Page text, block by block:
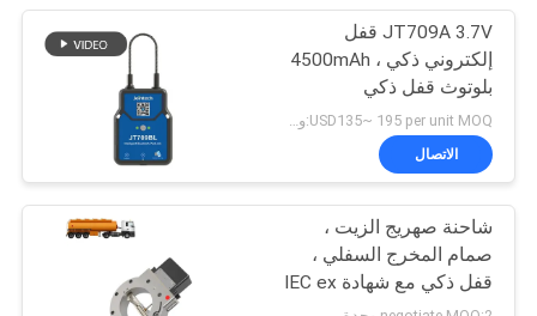
JT709A 3.7V قفل
إلكتروني ذكي ، 4500mAh
بلوتوث قفل ذكي
USD135~ 195 per unit MOQ:وحدة 1
الاتصال
شاحنة صهريج الزيت ،
صمام المخرج السفلي ،
قفل ذكي مع شهادة IEC ex